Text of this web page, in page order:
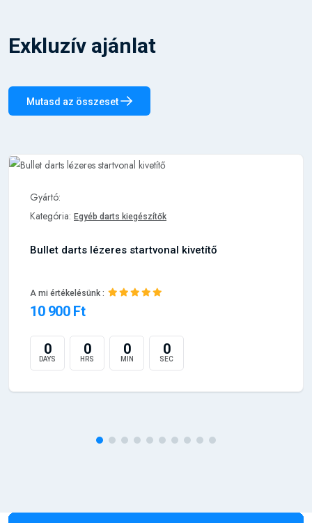
Exkluzív ajánlat
Mutasd az összeset
Gyártó:
Kategória: Egyéb darts kiegészítők
Bullet darts lézeres startvonal kivetítő
A mi értékelésünk :
10 900 Ft
0
DAYS
0
HRS
0
MIN
0
SEC